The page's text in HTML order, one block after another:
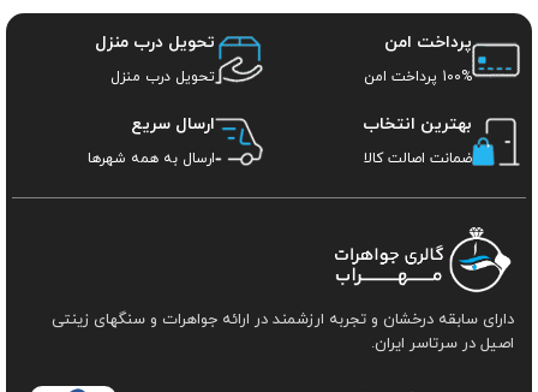
پرداخت امن
100% پرداخت امن
تحویل درب منزل
تحویل درب منزل
بهترین انتخاب
ضمانت اصالت کالا
ارسال سریع
ارسال به همه شهرها
دارای سابقه درخشان و تجربه ارزشمند در ارائه جواهرات و سنگهای زینتی
اصیل در سرتاسر ایران.